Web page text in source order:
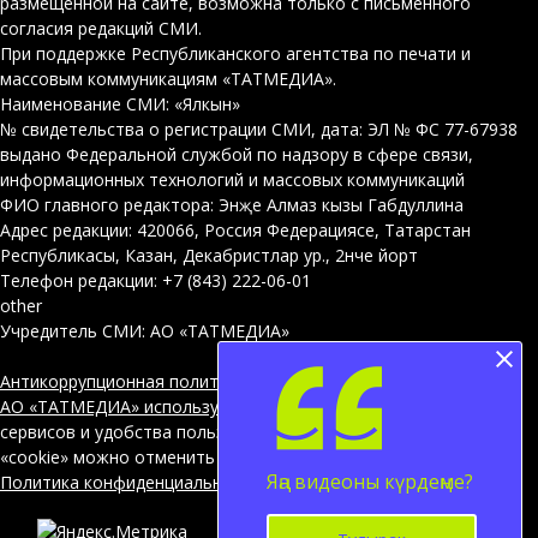
согласия редакций СМИ.
При поддержке Республиканского агентства по печати и
массовым коммуникациям «ТАТМЕДИА».
Наименование СМИ: «Ялкын»
№ свидетельства о регистрации СМИ, дата: ЭЛ № ФС 77-67938
выдано Федеральной службой по надзору в сфере связи,
информационных технологий и массовых коммуникаций
ФИО главного редактора: Энҗе Алмаз кызы Габдуллина
Адрес редакции: 420066, Россия Федерациясе, Татарстан
Республикасы, Казан, Декабристлар ур., 2нче йорт
Телефон редакции: +7 (843) 222-06-01
other
Учредитель СМИ: АО «ТАТМЕДИА»
Антикоррупционная политика
АО «ТАТМЕДИА» использует «cookie»для персонализации
сервисов и удобства пользователей сайтом. Использование
«cookie» можно отменить в настройках браузера.
Политика конфиденциальности
Яңа видеоны күрдеңме?